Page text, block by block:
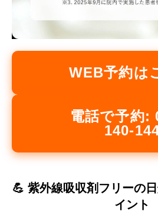
WEB予約は
電話で予約:
140-
💪 紫外線吸収剤フリーの
イント